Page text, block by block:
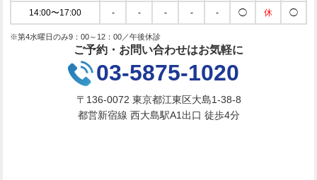
14:00〜17:00 - - - - - ◯ 休 ◯
※第4水曜日のみ9：00～12：00／午後休診
ご予約・お問い合わせはお気軽に
03-5875-1020
〒136-0072 東京都江東区大島1-38-8
都営新宿線 西大島駅A1出口 徒歩4分